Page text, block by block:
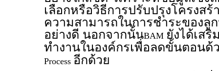
เลือกหรือวิธีการปรับปรุงโครงส
ความสามารถในการชำระของลู
อย่างดี นอกจากนั้นBAM ยังได้เส
ทำงานในองค์กรเพื่อลดขั้นตอนด้
Process อีกด้วย